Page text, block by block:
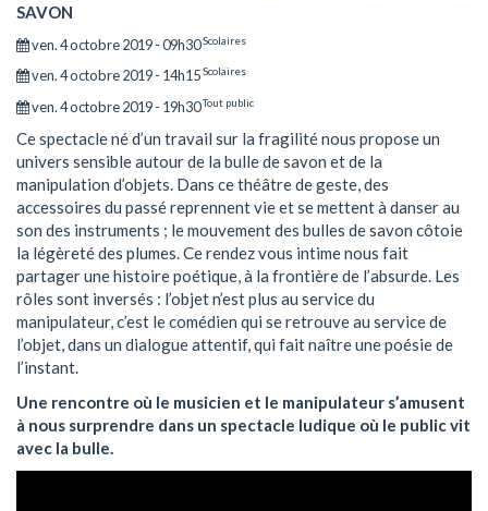
SAVON
ven. 4 octobre 2019 - 09h30Scolaires
ven. 4 octobre 2019 - 14h15Scolaires
ven. 4 octobre 2019 - 19h30Tout public
Ce spectacle né d’un travail sur la fragilité nous propose un
univers sensible autour de la bulle de savon et de la
manipulation d’objets. Dans ce théâtre de geste, des
accessoires du passé reprennent vie et se mettent à danser au
son des instruments ; le mouvement des bulles de savon côtoie
la légèreté des plumes. Ce rendez vous intime nous fait
partager une histoire poétique, à la frontière de l’absurde. Les
rôles sont inversés : l’objet n’est plus au service du
manipulateur, c’est le comédien qui se retrouve au service de
l’objet, dans un dialogue attentif, qui fait naître une poésie de
l’instant.
Une rencontre où le musicien et le manipulateur s’amusent
à nous surprendre dans un spectacle ludique où le public vit
avec la bulle.